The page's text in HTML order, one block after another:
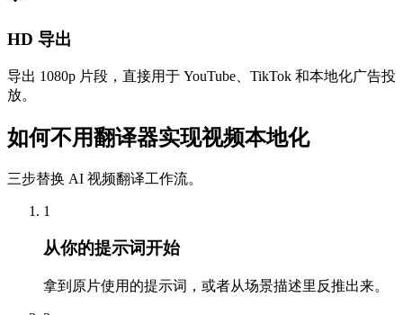
HD 导出
导出 1080p 片段，直接用于 YouTube、TikTok 和本地化广告投
放。
如何不用翻译器实现视频本地化
三步替换 AI 视频翻译工作流。
1
从你的提示词开始
拿到原片使用的提示词，或者从场景描述里反推出来。